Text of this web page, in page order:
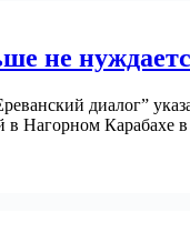
не
диалог”
в Нагорном Карабахе